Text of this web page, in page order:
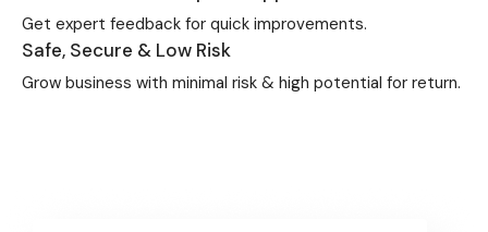
Get expert feedback for quick improvements.
Safe, Secure & Low Risk
Grow business with minimal risk & high potential for return.